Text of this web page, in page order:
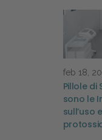
feb 18,
Pillole di
sono le
sull’uso